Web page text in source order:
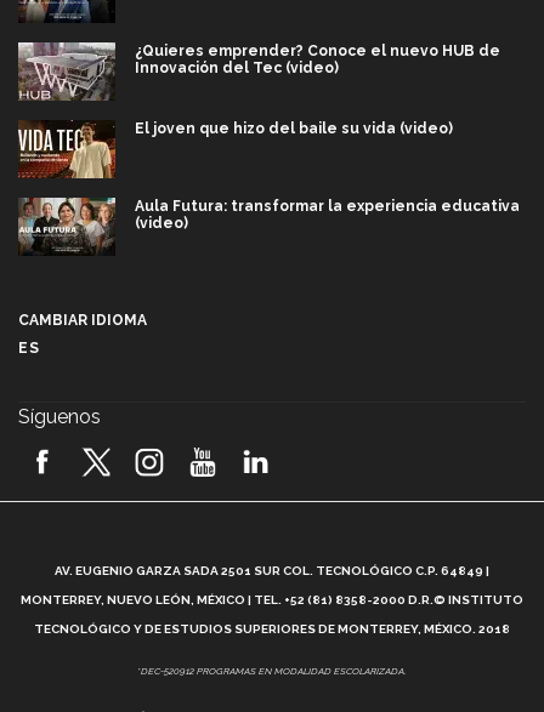
¿Quieres emprender? Conoce el nuevo HUB de
Innovación del Tec (video)
El joven que hizo del baile su vida (video)
Aula Futura: transformar la experiencia educativa
(video)
2026! (video)
¿Cómo es el Modelo Educativo Tec? (video)
Vida Tec: Feminismo e Inteligencia Artificial, Paola
CAMBIAR IDIOMA
ES
Síguenos
AV. EUGENIO GARZA SADA 2501 SUR COL. TECNOLÓGICO C.P. 64849 |
MONTERREY, NUEVO LEÓN, MÉXICO | TEL. +52 (81) 8358-2000 D.R.© INSTITUTO
TECNOLÓGICO Y DE ESTUDIOS SUPERIORES DE MONTERREY, MÉXICO. 2018
*DEC-520912 PROGRAMAS EN MODALIDAD ESCOLARIZADA.